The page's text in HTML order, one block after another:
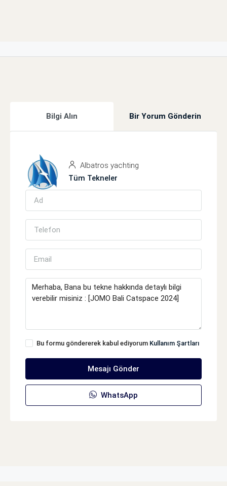
Bilgi Alın Bir Yorum Gönderin
Albatros yachting
Tüm Tekneler
Bu formu göndererek kabul ediyorum Kullanım Şartları
Mesajı Gönder
WhatsApp